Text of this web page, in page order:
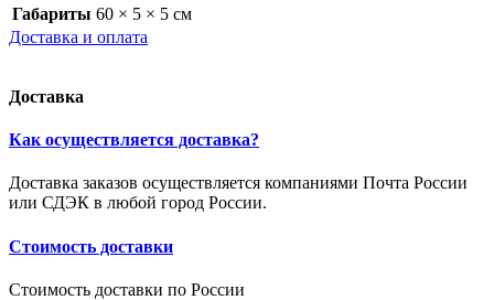
Габариты 60 × 5 × 5 см
Доставка и оплата
Доставка
Как осуществляется доставка?
Доставка заказов осуществляется компаниями Почта России
или СДЭК в любой город России.
Стоимость доставки
Стоимость доставки по России